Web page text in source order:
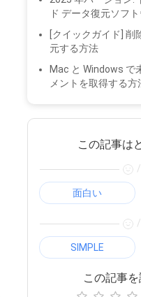
ド データ復元ソフ
[クイックガイド] 削
元する方法
Mac と Windows で
メントを取得する方
この記事は
/
面白い
/
SIMPLE
この記事を